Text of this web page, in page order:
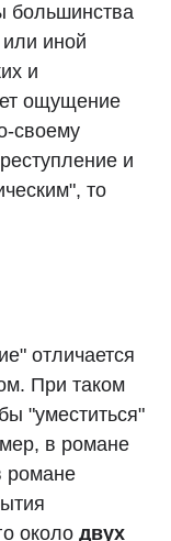
большинства
иной
и
ощущение
своему
и
то
отличается
При таком
"уместиться"
в романе
романе
около двух